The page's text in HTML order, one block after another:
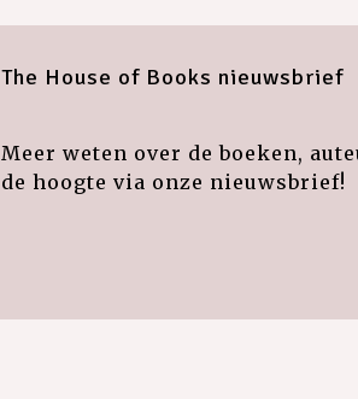
The House of Books nieuwsbrief
Meer weten over de boeken,
de hoogte via onze nieuwsbrief!